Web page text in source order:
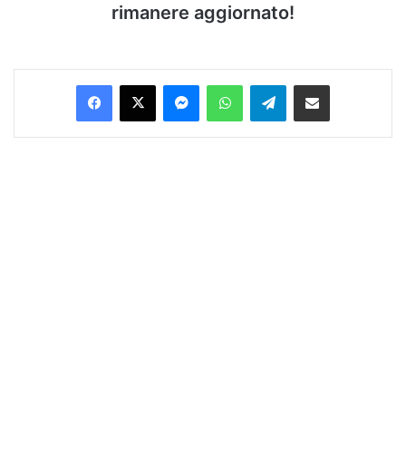
rimanere aggiornato!
Facebook
X MessengerWhatsAppTelegramCondividi via Email